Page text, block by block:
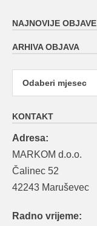
NAJNOVIJE OBJAVE
ARHIVA OBJAVA
Arhiva
objava
KONTAKT
Adresa:
MARKOM d.o.o.
Čalinec 52
42243 Maruševec
Radno vrijeme: